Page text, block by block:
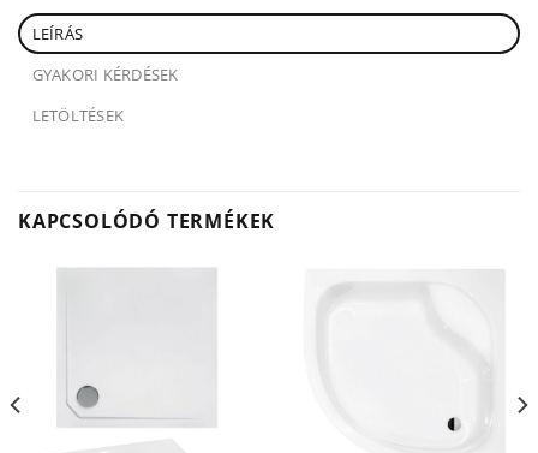
LEÍRÁS
GYAKORI KÉRDÉSEK
LETÖLTÉSEK
KAPCSOLÓDÓ TERMÉKEK